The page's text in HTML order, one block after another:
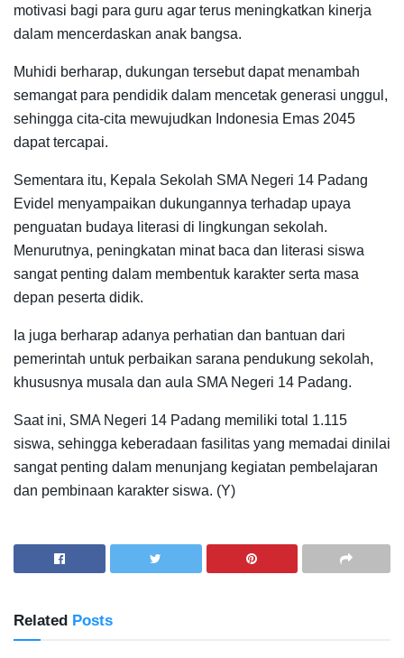
motivasi bagi para guru agar terus meningkatkan kinerja
dalam mencerdaskan anak bangsa.
Muhidi berharap, dukungan tersebut dapat menambah
semangat para pendidik dalam mencetak generasi unggul,
sehingga cita-cita mewujudkan Indonesia Emas 2045
dapat tercapai.
Sementara itu, Kepala Sekolah SMA Negeri 14 Padang
Evidel menyampaikan dukungannya terhadap upaya
penguatan budaya literasi di lingkungan sekolah.
Menurutnya, peningkatan minat baca dan literasi siswa
sangat penting dalam membentuk karakter serta masa
depan peserta didik.
Ia juga berharap adanya perhatian dan bantuan dari
pemerintah untuk perbaikan sarana pendukung sekolah,
khususnya musala dan aula SMA Negeri 14 Padang.
Saat ini, SMA Negeri 14 Padang memiliki total 1.115
siswa, sehingga keberadaan fasilitas yang memadai dinilai
sangat penting dalam menunjang kegiatan pembelajaran
dan pembinaan karakter siswa. (Y)
Related Posts